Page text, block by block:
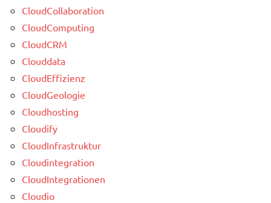
CloudCollaboration
CloudComputing
CloudCRM
Clouddata
CloudEffizienz
CloudGeologie
Cloudhosting
Cloudify
CloudInfrastruktur
Cloudintegration
CloudIntegrationen
Cloudio